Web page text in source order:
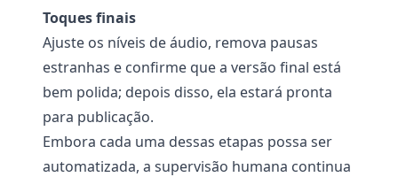
Toques finais
Ajuste os níveis de áudio, remova pausas
estranhas e confirme que a versão final está
bem polida; depois disso, ela estará pronta
para publicação.
Embora cada uma dessas etapas possa ser
automatizada, a supervisão humana continua